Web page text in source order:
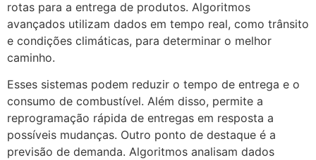
rotas para a entrega de produtos. Algoritmos
avançados utilizam dados em tempo real, como trânsito
e condições climáticas, para determinar o melhor
caminho.
Esses sistemas podem reduzir o tempo de entrega e o
consumo de combustível. Além disso, permite a
reprogramação rápida de entregas em resposta a
possíveis mudanças. Outro ponto de destaque é a
previsão de demanda. Algoritmos analisam dados